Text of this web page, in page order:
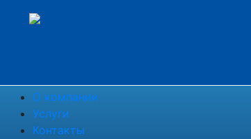
О компании
Услуги
Контакты